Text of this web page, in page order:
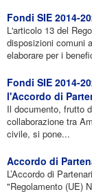
Fondi SIE 2014-
L'articolo 13 del
disposizioni comuni
elaborare per i
Fondi SIE 2014-
l'Accordo di
Il documento, frutto
collaborazione tra
civile, si pone...
Accordo di
L’Accordo di
"Regolamento (UE)